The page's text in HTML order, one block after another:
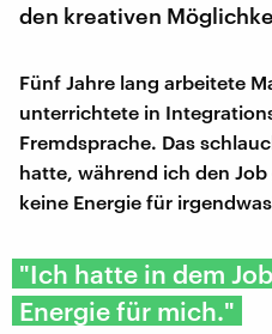
den kreativen
Fünf Jahre lang arbeitete
unterrichtete in
Fremdsprache. Das
hatte, während ich den
keine Energie für
"Ich hatte in dem
Energie für mich."